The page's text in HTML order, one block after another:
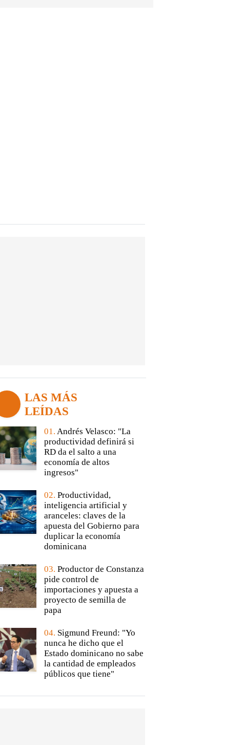
LAS MÁS
LEÍDAS
01. Andrés Velasco: "La
productividad definirá si
RD da el salto a una
economía de altos
ingresos"
02. Productividad,
inteligencia artificial y
aranceles: claves de la
apuesta del Gobierno para
duplicar la economía
dominicana
03. Productor de Constanza
pide control de
importaciones y apuesta a
proyecto de semilla de
papa
04. Sigmund Freund: "Yo
nunca he dicho que el
Estado dominicano no sabe
la cantidad de empleados
públicos que tiene"